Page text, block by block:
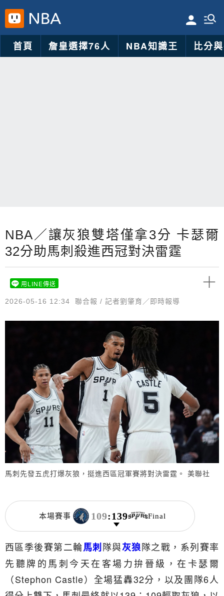
首頁 詹皇選擇76人 NBA知識王 比分
NBA／讓灰狼雙塔僅拿3分 卡瑟爾
32分助馬刺殺進西冠對決雷霆
2026-05-16 12:34 聯合報 / 記者劉肇育／即時報導
用LINE傳送
馬刺先發五虎打爆灰狼，挺進西區冠軍賽將對決雷霆。 美聯社
本場賽事 109:139 Final
西區季後賽第二輪馬刺隊與灰狼隊之戰，系列賽率
先聽牌的馬刺今天在客場力拚晉級，在卡瑟爾
（Stephon Castle）全場猛轟32分，以及團隊6人